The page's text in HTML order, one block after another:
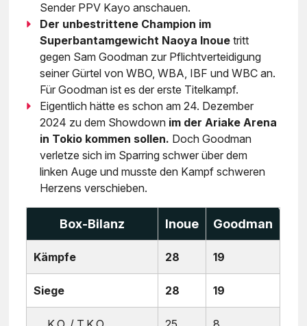
Sender PPV Kayo anschauen.
Der unbestrittene Champion im
Superbantamgewicht Naoya Inoue tritt
gegen Sam Goodman zur Pflichtverteidigung
seiner Gürtel von WBO, WBA, IBF und WBC an.
Für Goodman ist es der erste Titelkampf.
Eigentlich hätte es schon am 24. Dezember
2024 zu dem Showdown im der Ariake Arena
in Tokio kommen sollen. Doch Goodman
verletze sich im Sparring schwer über dem
linken Auge und musste den Kampf schweren
Herzens verschieben.
Box-Bilanz Inoue Goodman
Kämpfe 28 19
Siege 28 19